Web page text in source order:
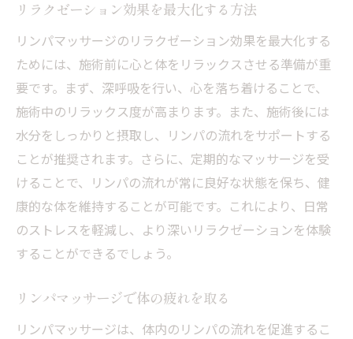
リラクゼーション効果を最大化する方法
リンパマッサージのリラクゼーション効果を最大化する
ためには、施術前に心と体をリラックスさせる準備が重
要です。まず、深呼吸を行い、心を落ち着けることで、
施術中のリラックス度が高まります。また、施術後には
水分をしっかりと摂取し、リンパの流れをサポートする
ことが推奨されます。さらに、定期的なマッサージを受
けることで、リンパの流れが常に良好な状態を保ち、健
康的な体を維持することが可能です。これにより、日常
のストレスを軽減し、より深いリラクゼーションを体験
することができるでしょう。
リンパマッサージで体の疲れを取る
リンパマッサージは、体内のリンパの流れを促進するこ